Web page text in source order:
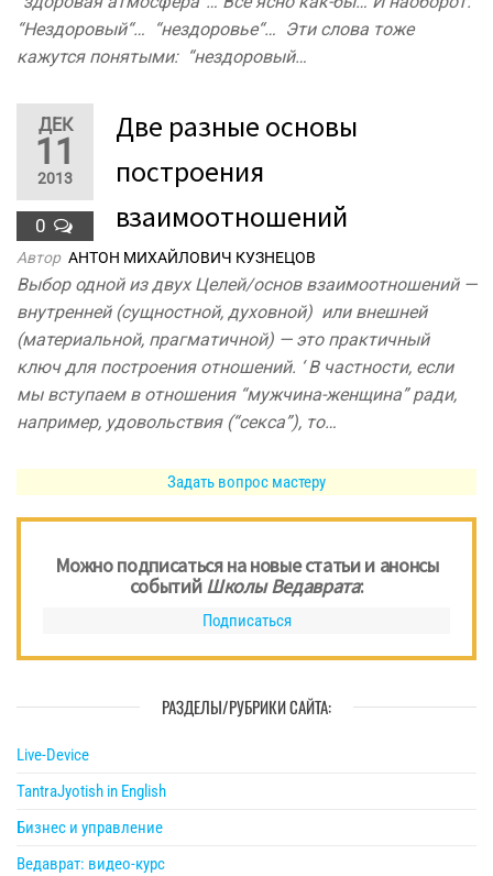
“Нездоровый“… “нездоровье“… Эти слова тоже
кажутся понятыми: “нездоровый…
ДЕК
11
2013
0
Две разные основы
построения
взаимоотношений
Автор АНТОН МИХАЙЛОВИЧ КУЗНЕЦОВ
Выбор одной из двух Целей/основ взаимоотношений —
внутренней (сущностной, духовной) или внешней
(материальной, прагматичной) — это практичный
ключ для построения отношений. ‘ В частности, если
мы вступаем в отношения “мужчина-женщина” ради,
например, удовольствия (“секса”), то…
Задать вопрос мастеру
Можно подписаться на новые статьи и анонсы
событийШколы Ведаврата:
Подписаться
РАЗДЕЛЫ/РУБРИКИ САЙТА:
Live-Device
TantraJyotish in English
Бизнес и управление
Ведаврат: видео-курс